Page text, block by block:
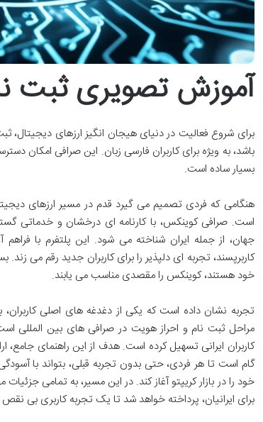
آموزش تصویری ثبت
برای شروع فعالیت در دنیای هیجان انگیز ارزهای
باشد، به ویژه برای کاربران فارسی زبان. این صرافی امکان
بسیار ساده است.
هنگامی که فردی تصمیم می گیرد قدم در مسیر ارزهای
است. صرافی کوینکس، با کارنامه ای درخشان و خدماتی
جهان، از جمله ایران شناخته می شود. این پلتفرم با
کاربرپسند، تجربه ای دلپذیر را برای کاربران جدید رقم می
خود هستند، کوینکس را مقصدی مناسب می یابند.
تجربه نشان داده است که یکی از دغدغه های اصلی
مراحل ثبت نام و احراز هویت در صرافی های بین المللی
کاربران ایرانی تسهیل کرده است. هدف از این راهنمای جامع،
گام است تا هر فردی، حتی بدون تجربه قبلی، بتواند با
خود را در بازار کریپتو آغاز کند. در این مسیر، به تمامی
برای ایرانیان، پرداخته خواهد شد تا یک تجربه کاربری بی